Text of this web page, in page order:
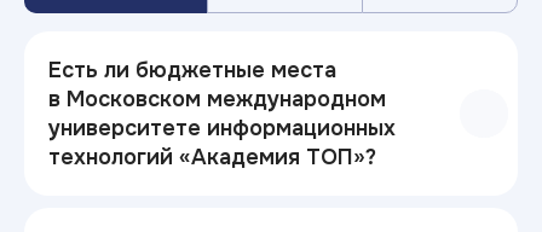
Есть ли бюджетные места
в Московском международном
университете информационных
технологий «Академия ТОП»?